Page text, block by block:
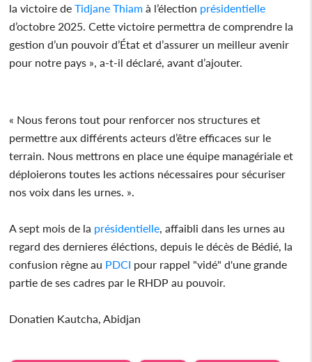
la victoire deTidjane Thiam à l’élection présidentielle
d’octobre 2025. Cette victoire permettra de comprendre la
gestion d’un pouvoir d’État et d’assurer un meilleur avenir
pour notre pays », a-t-il déclaré, avant d’ajouter.
« Nous ferons tout pour renforcer nos structures et
permettre aux différents acteurs d’être efficaces sur le
terrain. Nous mettrons en place une équipe managériale et
déploierons toutes les actions nécessaires pour sécuriser
nos voix dans les urnes. ».
A sept mois de la présidentielle , affaibli dans les urnes au
regard des dernieres éléctions, depuis le décès de Bédié, la
confusion règne au PDCI pour rappel "vidé" d'une grande
partie de ses cadres par le RHDP au pouvoir.
Donatien Kautcha, Abidjan